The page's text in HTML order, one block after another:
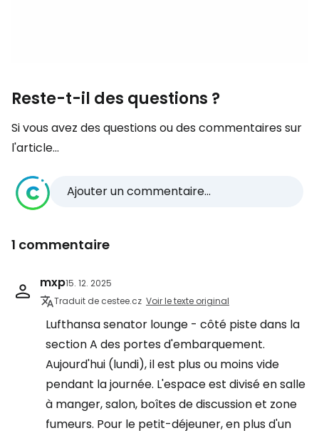
Reste-t-il des questions ?
Si vous avez des questions ou des commentaires sur
l'article...
Ajouter un commentaire...
1 commentaire
mxp15. 12. 2025
Traduit de cestee.cz Voir le texte original
Lufthansa senator lounge - côté piste dans la
section A des portes d'embarquement.
Aujourd'hui (lundi), il est plus ou moins vide
pendant la journée. L'espace est divisé en salle
à manger, salon, boîtes de discussion et zone
fumeurs. Pour le petit-déjeuner, en plus d'un